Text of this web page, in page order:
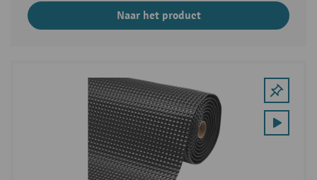
Naar het product